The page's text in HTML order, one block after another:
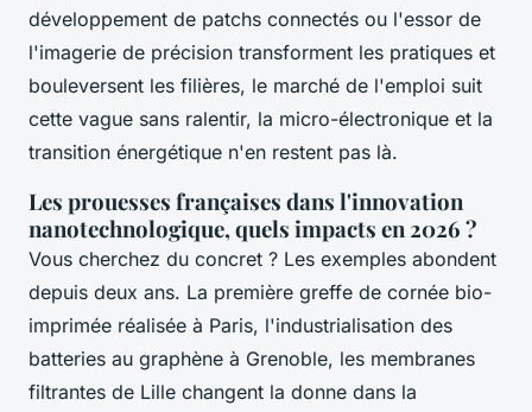
développement de patchs connectés ou l'essor de
l'imagerie de précision transforment les pratiques et
bouleversent les filières, le marché de l'emploi suit
cette vague sans ralentir, la micro-électronique et la
transition énergétique n'en restent pas là.
Les prouesses françaises dans l'innovation
nanotechnologique, quels impacts en 2026 ?
Vous cherchez du concret ? Les exemples abondent
depuis deux ans. La première greffe de cornée bio-
imprimée réalisée à Paris, l'industrialisation des
batteries au graphène à Grenoble, les membranes
filtrantes de Lille changent la donne dans la